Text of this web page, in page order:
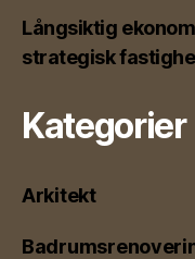
Långsiktig
strategisk
Kategorier
Arkitekt